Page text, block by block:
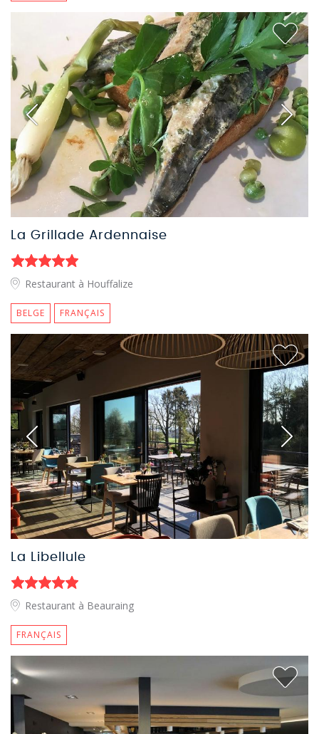
La Grillade Ardennaise
Restaurant à Houffalize
BELGE FRANÇAIS
La Libellule
Restaurant à Beauraing
FRANÇAIS